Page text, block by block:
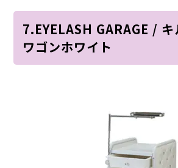
7.EYELASH GARAGE /
ワゴンホワイト